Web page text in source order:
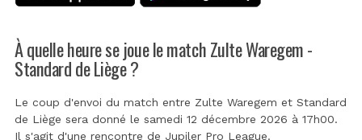
À quelle heure se joue le match Zulte Waregem -
Standard de Liège ?
Le coup d'envoi du match entre Zulte Waregem et Standard
de Liège sera donné le samedi 12 décembre 2026 à 17h00.
Il s'agit d'une rencontre de Jupiler Pro League.